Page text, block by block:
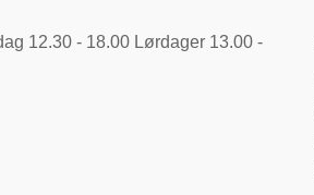
12.30 - 18.00 Lørdager 13.00 -